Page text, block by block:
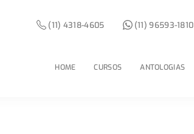
HOME CURSOS ANTOLOGIAS
(11) 4318-4605 (11) 96593-1810